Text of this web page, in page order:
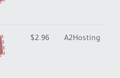
A2Hosting
$2.96